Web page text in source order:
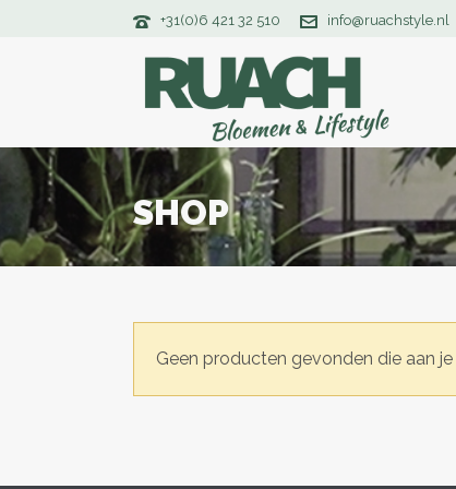
+31(0)6 421 32 510 info@ruachstyle.nl
SHOP
Geen producten gevonden die aan